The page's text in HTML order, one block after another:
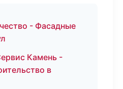
- Фасадные
Камень -
в